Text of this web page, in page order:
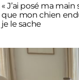
« J’ai posé ma
que mon chien
je le sache